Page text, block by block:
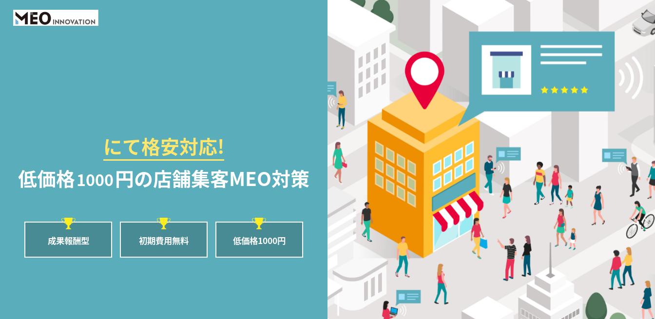
にて格安対応!
低価格1000円の店舗集客MEO対策
成果報酬型 初期費用無料 低価格1000円